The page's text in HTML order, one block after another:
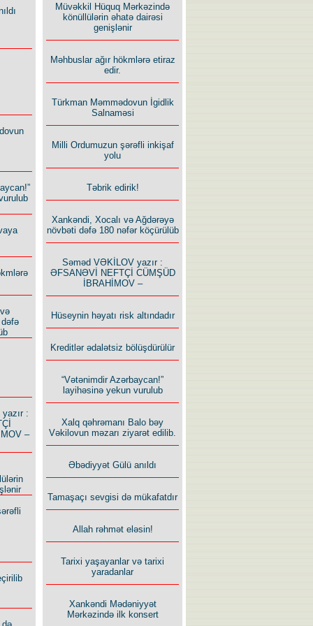
:
–
Müvəkkil Hüquq Mərkəzində
könüllülərin əhatə dairəsi
genişlənir
Məhbuslar ağır hökmlərə etiraz
edir.
Türkman Məmmədovun İgidlik
Salnaməsi
Milli Ordumuzun şərəfli inkişaf
yolu
Təbrik edirik!
Xankəndi, Xocalı və Ağdərəyə
növbəti dəfə 180 nəfər köçürülüb
Səməd VƏKİLOV yazır :
ƏFSANƏVİ NEFTÇİ CÜMŞÜD
İBRAHİMOV –
Hüseynin həyatı risk altındadır
Kreditlər ədalətsiz bölüşdürülür
“Vətənimdir Azərbaycan!”
layihəsinə yekun vurulub
Xalq qəhrəmanı Balo bəy
Vəkilovun məzarı ziyarət edilib.
Əbədiyyət Gülü anıldı
Tamaşaçı sevgisi də mükafatdır
Allah rəhmət eləsin!
Tarixi yaşayanlar və tarixi
yaradanlar
Xankəndi Mədəniyyət
Mərkəzində ilk konsert